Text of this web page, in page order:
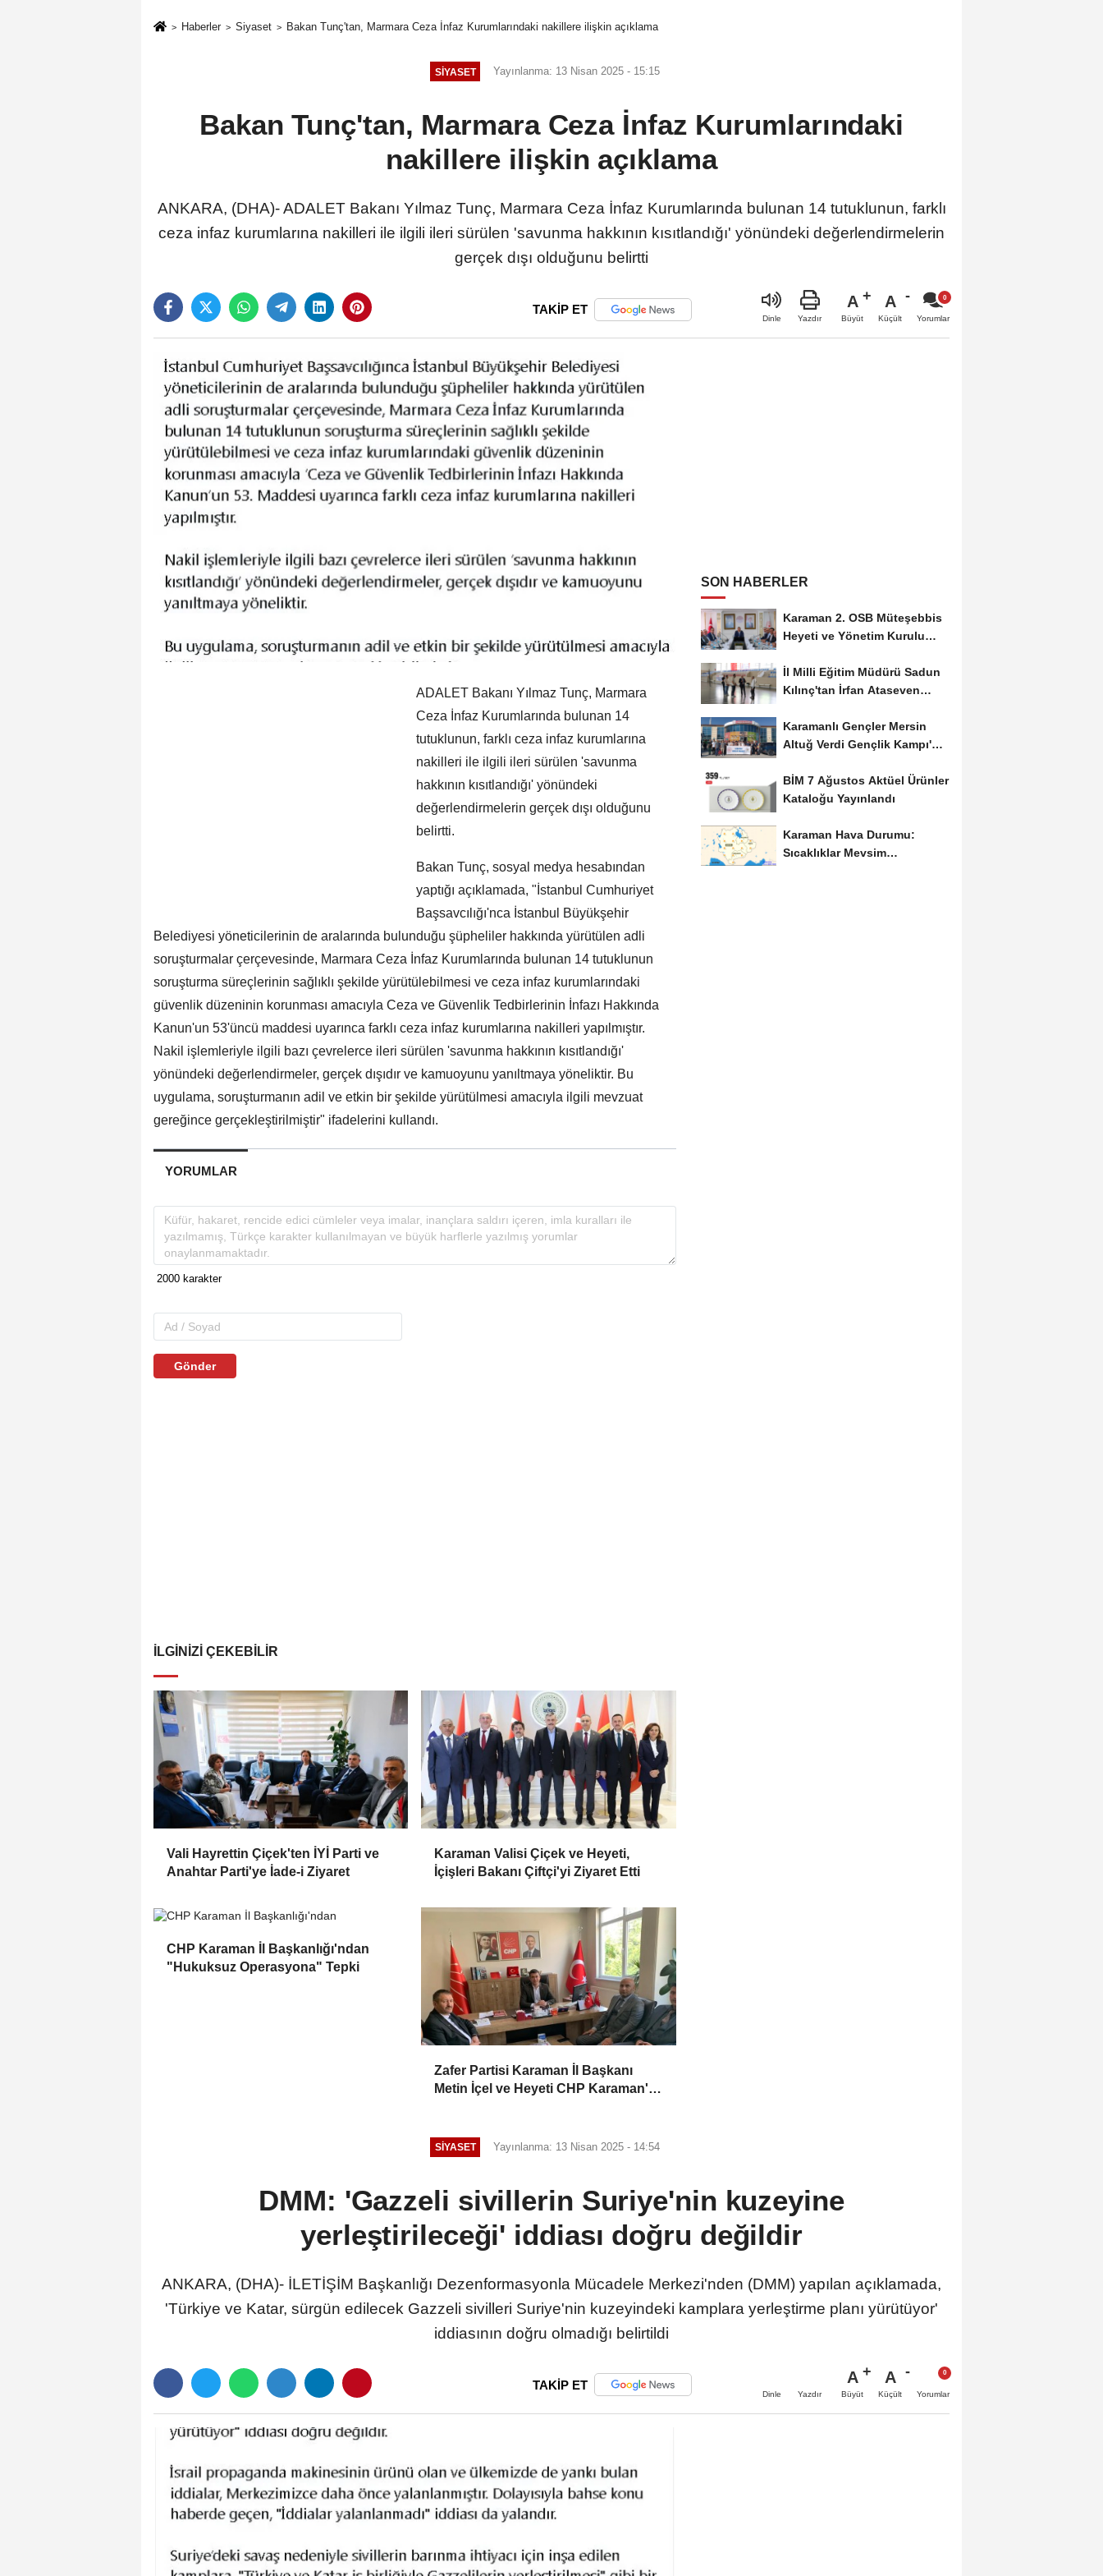
Haberler Siyaset Bakan Tunç'tan, Marmara Ceza İnfaz Kurumlarındaki nakillere ilişkin açıklama
SIYASET Yayınlanma: 13 Nisan 2025 - 15:15
Bakan Tunç'tan, Marmara Ceza İnfaz Kurumlarındaki
nakillere ilişkin açıklama
ANKARA, (DHA)- ADALET Bakanı Yılmaz Tunç, Marmara Ceza İnfaz Kurumlarında bulunan 14 tutuklunun, farklı
ceza infaz kurumlarına nakilleri ile ilgili ileri sürülen 'savunma hakkının kısıtlandığı' yönündeki değerlendirmelerin
gerçek dışı olduğunu belirtti
TAKİP ET
Dinle Yazdır
A
Büyüt
A
Küçült Yorumlar
ADALET Bakanı Yılmaz Tunç, Marmara
Ceza İnfaz Kurumlarında bulunan 14
tutuklunun, farklı ceza infaz kurumlarına
nakilleri ile ilgili ileri sürülen 'savunma
hakkının kısıtlandığı' yönündeki
değerlendirmelerin gerçek dışı olduğunu
belirtti.
Bakan Tunç, sosyal medya hesabından
yaptığı açıklamada, "İstanbul Cumhuriyet
Başsavcılığı'nca İstanbul Büyükşehir
Belediyesi yöneticilerinin de aralarında bulunduğu şüpheliler hakkında yürütülen adli
soruşturmalar çerçevesinde, Marmara Ceza İnfaz Kurumlarında bulunan 14 tutuklunun
soruşturma süreçlerinin sağlıklı şekilde yürütülebilmesi ve ceza infaz kurumlarındaki
güvenlik düzeninin korunması amacıyla Ceza ve Güvenlik Tedbirlerinin İnfazı Hakkında
Kanun'un 53'üncü maddesi uyarınca farklı ceza infaz kurumlarına nakilleri yapılmıştır.
Nakil işlemleriyle ilgili bazı çevrelerce ileri sürülen 'savunma hakkının kısıtlandığı'
yönündeki değerlendirmeler, gerçek dışıdır ve kamuoyunu yanıltmaya yöneliktir. Bu
uygulama, soruşturmanın adil ve etkin bir şekilde yürütülmesi amacıyla ilgili mevzuat
gereğince gerçekleştirilmiştir" ifadelerini kullandı.
YORUMLAR
Gönder
İLGINIZI ÇEKEBILIR
Vali Hayrettin Çiçek'ten İYİ Parti ve
Anahtar Parti'ye İade-i Ziyaret
Karaman Valisi Çiçek ve Heyeti,
İçişleri Bakanı Çiftçi'yi Ziyaret Etti
CHP Karaman İl Başkanlığı'ndan
"Hukuksuz Operasyona" Tepki
Zafer Partisi Karaman İl Başkanı
Metin İçel ve Heyeti CHP Karaman'ı
SON HABERLER
Karaman 2. OSB Müteşebbis
Heyeti ve Yönetim Kurulu
İl Milli Eğitim Müdürü Sadun
Kılınç'tan İrfan Ataseven
Karamanlı Gençler Mersin
Altuğ Verdi Gençlik Kampı'na
BİM 7 Ağustos Aktüel Ürünler
Kataloğu Yayınlandı
Karaman Hava Durumu:
Sıcaklıklar Mevsim
SIYASET Yayınlanma: 13 Nisan 2025 - 14:54
DMM: 'Gazzeli sivillerin Suriye'nin kuzeyine
yerleştirileceği' iddiası doğru değildir
ANKARA, (DHA)- İLETİŞİM Başkanlığı Dezenformasyonla Mücadele Merkezi'nden (DMM) yapılan açıklamada,
'Türkiye ve Katar, sürgün edilecek Gazzeli sivilleri Suriye'nin kuzeyindeki kamplara yerleştirme planı yürütüyor'
iddiasının doğru olmadığı belirtildi
TAKİP ET
Dinle Yazdır
A
Büyüt
A
Küçült Yorumlar